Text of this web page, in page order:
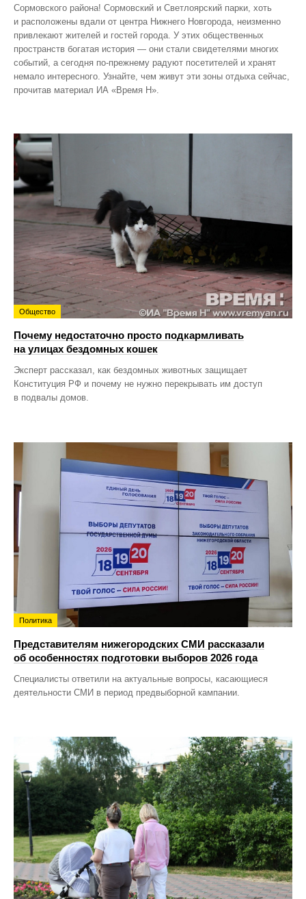
Сормовского района! Сормовский и Светлоярский парки, хоть
и расположены вдали от центра Нижнего Новгорода, неизменно
привлекают жителей и гостей города. У этих общественных
пространств богатая история — они стали свидетелями многих
событий, а сегодня по‑прежнему радуют посетителей и хранят
немало интересного. Узнайте, чем живут эти зоны отдыха сейчас,
прочитав материал ИА «Время Н».
Общество
Почему недостаточно просто подкармливать
на улицах бездомных кошек
Эксперт рассказал, как бездомных животных защищает
Конституция РФ и почему не нужно перекрывать им доступ
в подвалы домов.
Политика
Представителям нижегородских СМИ рассказали
об особенностях подготовки выборов 2026 года
Специалисты ответили на актуальные вопросы, касающиеся
деятельности СМИ в период предвыборной кампании.